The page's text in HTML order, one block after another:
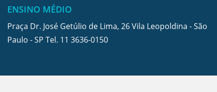
ENSINO MÉDIO
Praça Dr. José Getúlio de Lima, 26 Vila Leopoldina - São
Paulo - SP Tel. 11 3636-0150